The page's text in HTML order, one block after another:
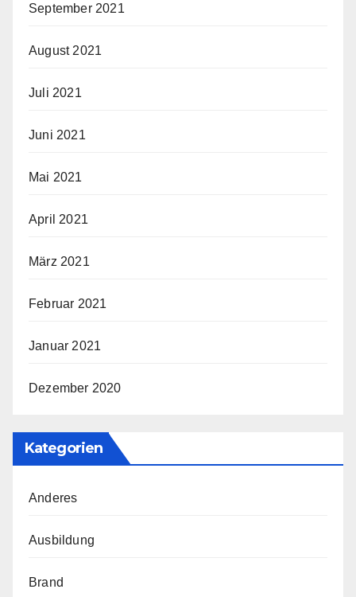
September 2021
August 2021
Juli 2021
Juni 2021
Mai 2021
April 2021
März 2021
Februar 2021
Januar 2021
Dezember 2020
Kategorien
Anderes
Ausbildung
Brand